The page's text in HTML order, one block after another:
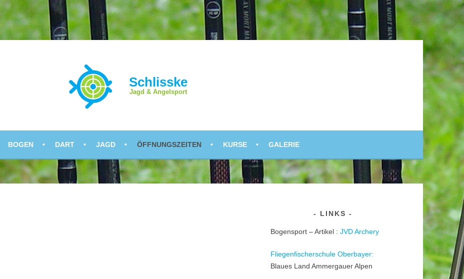
BOGEN DART JAGD ÖFFNUNGSZEITEN KURSE GALERIE
LINKS
Bogensport – Artikel : JVD Archery
Fliegenfischerschule Oberbayer:
Blaues Land Ammergauer Alpen